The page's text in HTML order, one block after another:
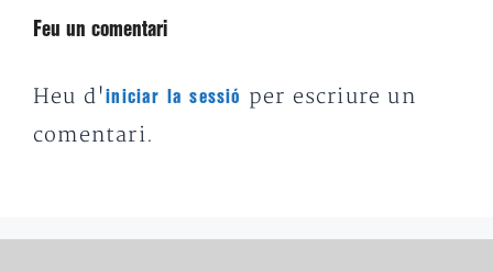
Feu un comentari
Heu d'iniciar la sessió
per escriure un
comentari.